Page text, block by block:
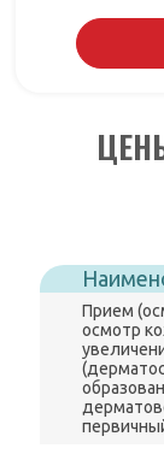
Прием
осмотр